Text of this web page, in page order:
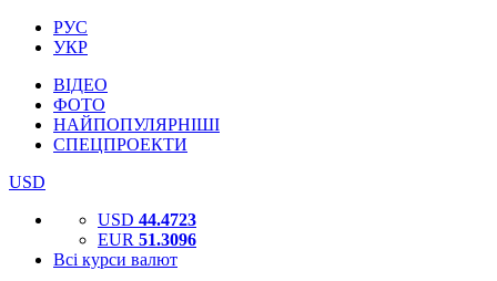
РУС
УКР
ВІДЕО
ФОТО
НАЙПОПУЛЯРНІШІ
СПЕЦПРОЕКТИ
USD
USD 44.4723
EUR 51.3096
Всі курси валют